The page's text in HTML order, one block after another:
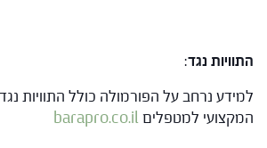
התוויות נגד:
למידע נרחב על הפורמולה כולל התוויות
המקצועי למטפליםbarapro.co.il